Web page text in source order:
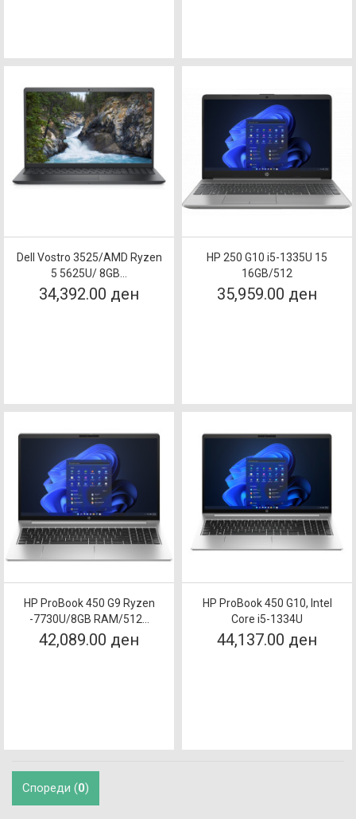
Dell Vostro 3525/AMD Ryzen
5 5625U/ 8GB...
34,392.00 ден
HP 250 G10 i5-1335U 15
16GB/512
35,959.00 ден
HP ProBook 450 G9 Ryzen
-7730U/8GB RAM/512...
42,089.00 ден
HP ProBook 450 G10, Intel
Core i5-1334U
44,137.00 ден
Спореди (0)